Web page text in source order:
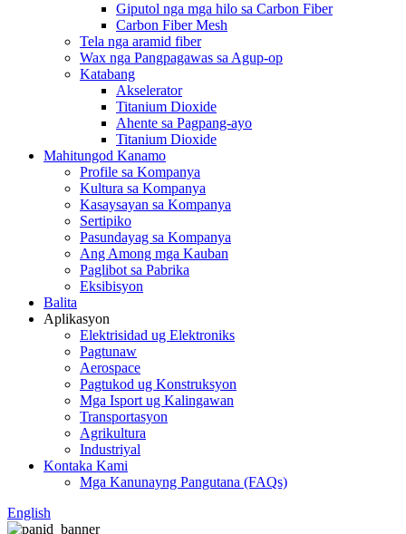
Giputol nga mga hilo sa Carbon Fiber
Carbon Fiber Mesh
Tela nga aramid fiber
Wax nga Pangpagawas sa Agup-op
Katabang
Akselerator
Titanium Dioxide
Ahente sa Pagpang-ayo
Titanium Dioxide
Mahitungod Kanamo
Profile sa Kompanya
Kultura sa Kompanya
Kasaysayan sa Kompanya
Sertipiko
Pasundayag sa Kompanya
Ang Among mga Kauban
Paglibot sa Pabrika
Eksibisyon
Balita
Aplikasyon
Elektrisidad ug Elektroniks
Pagtunaw
Aerospace
Pagtukod ug Konstruksyon
Mga Isport ug Kalingawan
Transportasyon
Agrikultura
Industriyal
Kontaka Kami
Mga Kanunayng Pangutana (FAQs)
English